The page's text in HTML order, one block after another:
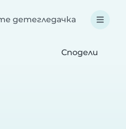
детегледачка
Сподели